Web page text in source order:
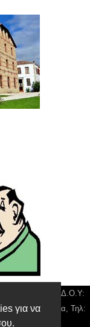
για να
ΑΦΜ: 043750542, Δ.Ο.Υ:
42132 Τρίκαλα, Τηλ: